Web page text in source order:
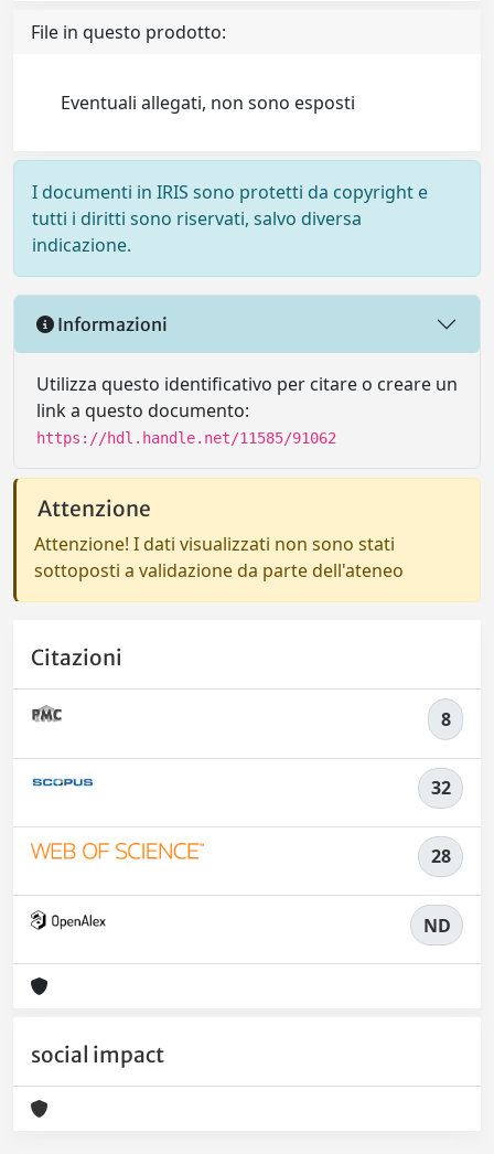
File in questo prodotto:
Eventuali allegati, non sono esposti
I documenti in IRIS sono protetti da copyright e
tutti i diritti sono riservati, salvo diversa
indicazione.
Informazioni
Utilizza questo identificativo per citare o creare un
link a questo documento:
https://hdl.handle.net/11585/91062
Attenzione
Attenzione! I dati visualizzati non sono stati
sottoposti a validazione da parte dell'ateneo
Citazioni
8
32
28
ND
social impact